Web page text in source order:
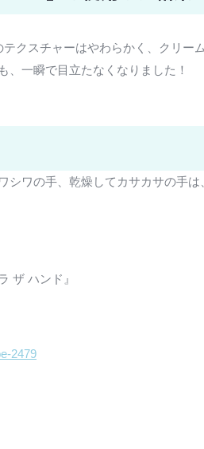
テクスチャーはやわらかく、クリ
、一瞬で目立たなくなりました！
シワの手、乾燥してカサカサの手
ザ ハンド』
2479